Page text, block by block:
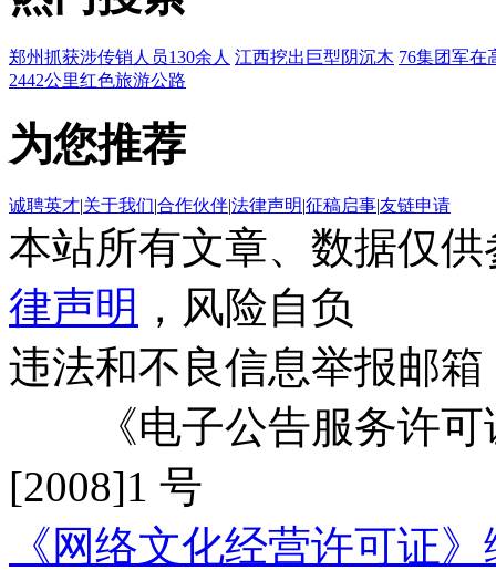
郑州抓获涉传销人员130余人 江西挖出巨型阴沉木 76集团军在
2442公里红色旅游公路
为您推荐
诚聘英才|关于我们|合作伙伴|法律声明|征稿启事|友链申请
本站所有文章、数据仅
律声明 ，风险自负
违法和不良信息举报邮箱
《电子公告服务许可
[2008]1 号
《网络文化经营许可证